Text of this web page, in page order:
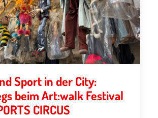
Sport in der City:
beim Art:walk Festival
CIRCUS